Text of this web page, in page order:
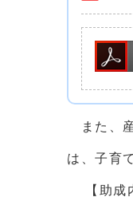
また、
は、子育
【助成